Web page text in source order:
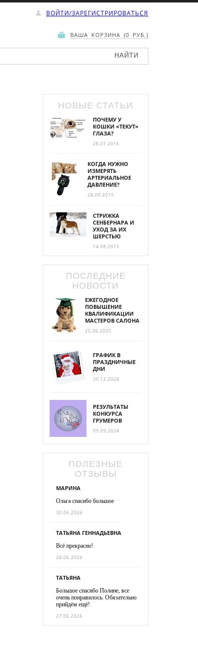
ВОЙТИ/ЗАРЕГИСТРИРОВАТЬСЯ
ВАША КОРЗИНА (0 РУБ.)
НОВЫЕ СТАТЬИ
ПОЧЕМУ У
КОШКИ «ТЕКУТ»
ГЛАЗА?
28.01.2016
КОГДА НУЖНО
ИЗМЕРЯТЬ
АРТЕРИАЛЬНОЕ
ДАВЛЕНИЕ?
24.09.2015
СТРИЖКА
СЕНБЕРНАРА И
УХОД ЗА ИХ
ШЕРСТЬЮ
14.08.2015
ПОСЛЕДНИЕ
НОВОСТИ
ЕЖЕГОДНОЕ
ПОВЫШЕНИЕ
КВАЛИФИКАЦИИ
МАСТЕРОВ САЛОНА
25.06.2025
ГРАФИК В
ПРАЗДНИЧНЫЕ
ДНИ
30.12.2024
РЕЗУЛЬТАТЫ
КОНКУРСА
ГРУМЕРОВ
09.09.2024
ПОЛЕЗНЫЕ
ОТЗЫВЫ
МАРИНА
Ольга спасибо большое
30.06.2026
ТАТЬЯНА ГЕННАДЬЕВНА
Всё прекрасно!
28.06.2026
ТАТЬЯНА
Большое спасибо Полине, все
очень понравилось. Обязательно
прийдём ещё!
27.06.2026